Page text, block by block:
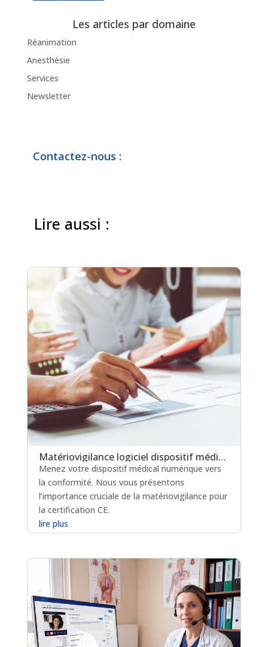
Les articles par domaine
Réanimation
Anesthésie
Services
Newsletter
Contactez-nous :
Lire aussi :
Matériovigilance logiciel dispositif médical : un levier clé pour la certification en soins critiques
Menez votre dispositif médical numérique vers
la conformité. Nous vous présentons
l’importance cruciale de la matériovigilance pour
la certification CE.
lire plus